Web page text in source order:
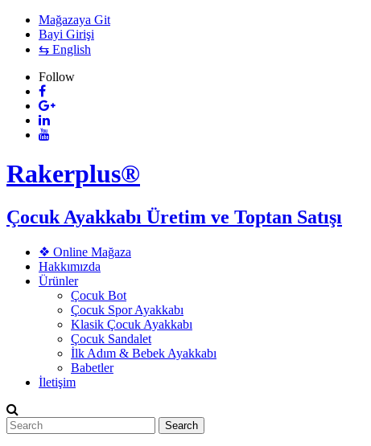
Mağazaya Git
Bayi Girişi
⇆ English
Follow
Rakerplus®
Çocuk Ayakkabı Üretim ve Toptan Satışı
❖ Online Mağaza
Hakkımızda
Ürünler
Çocuk Bot
Çocuk Spor Ayakkabı
Klasik Çocuk Ayakkabı
Çocuk Sandalet
İlk Adım & Bebek Ayakkabı
Babetler
İletişim